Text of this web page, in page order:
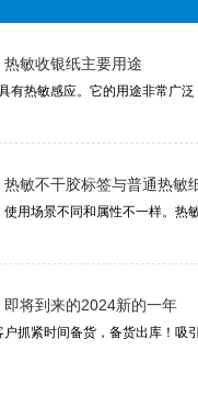
热敏收银纸主要用途
热敏不干胶标签与普通热敏
即将到来的2024新的一年